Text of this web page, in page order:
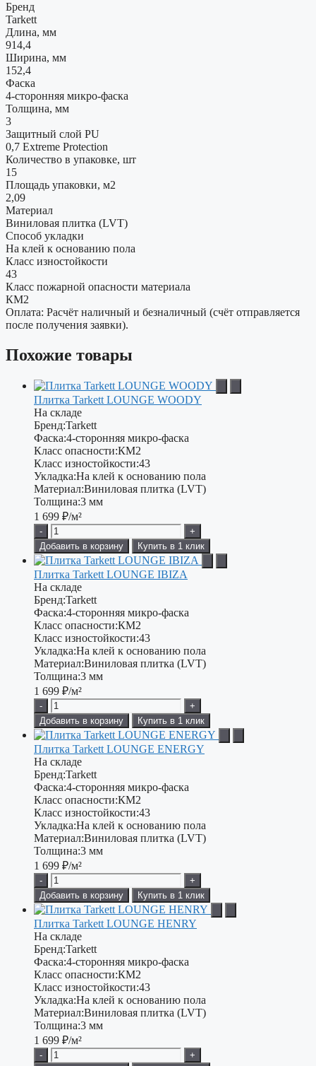
Бренд
Tarkett
Длина, мм
914,4
Ширина, мм
152,4
Фаска
4-сторонняя микро-фаска
Толщина, мм
3
Защитный слой PU
0,7 Extreme Protection
Количество в упаковке, шт
15
Площадь упаковки, м2
2,09
Материал
Виниловая плитка (LVT)
Способ укладки
На клей к основанию пола
Класс изностойкости
43
Класс пожарной опасности материала
КМ2
Оплата: Расчёт наличный и безналичный (счёт отправляется
после получения заявки).
Похожие товары
Плитка Tarkett LOUNGE WOODY
На складе
Бренд:Tarkett
Фаска:4-сторонняя микро-фаска
Класс опасности:КМ2
Класс изностойкости:43
Укладка:На клей к основанию пола
Материал:Виниловая плитка (LVT)
Толщина:3 мм
1 699 ₽/м²
-
+
Добавить в корзину
Купить в 1 клик
Плитка Tarkett LOUNGE IBIZA
На складе
Бренд:Tarkett
Фаска:4-сторонняя микро-фаска
Класс опасности:КМ2
Класс изностойкости:43
Укладка:На клей к основанию пола
Материал:Виниловая плитка (LVT)
Толщина:3 мм
1 699 ₽/м²
-
+
Добавить в корзину
Купить в 1 клик
Плитка Tarkett LOUNGE ENERGY
На складе
Бренд:Tarkett
Фаска:4-сторонняя микро-фаска
Класс опасности:КМ2
Класс изностойкости:43
Укладка:На клей к основанию пола
Материал:Виниловая плитка (LVT)
Толщина:3 мм
1 699 ₽/м²
-
+
Добавить в корзину
Купить в 1 клик
Плитка Tarkett LOUNGE HENRY
На складе
Бренд:Tarkett
Фаска:4-сторонняя микро-фаска
Класс опасности:КМ2
Класс изностойкости:43
Укладка:На клей к основанию пола
Материал:Виниловая плитка (LVT)
Толщина:3 мм
1 699 ₽/м²
-
+